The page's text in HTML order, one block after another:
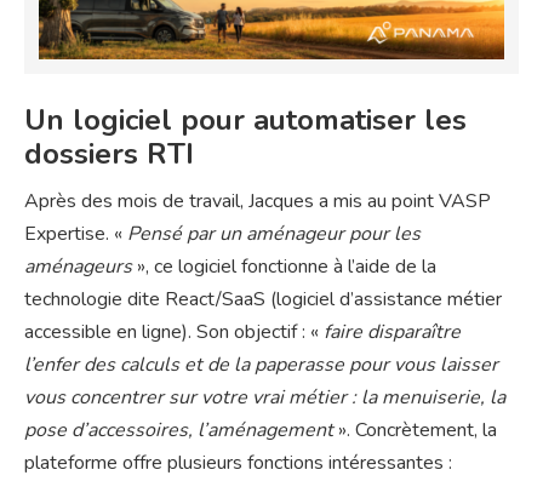
Un logiciel pour automatiser les
dossiers RTI
Après des mois de travail, Jacques a mis au point VASP
Expertise. « Pensé par un aménageur pour les
aménageurs», ce logiciel fonctionne à l’aide de la
technologie dite React/SaaS (logiciel d’assistance métier
accessible en ligne). Son objectif : « faire disparaître
l’enfer des calculs et de la paperasse pour vous laisser
vous concentrer sur votre vrai métier : la menuiserie, la
pose d’accessoires, l’aménagement». Concrètement, la
plateforme offre plusieurs fonctions intéressantes :